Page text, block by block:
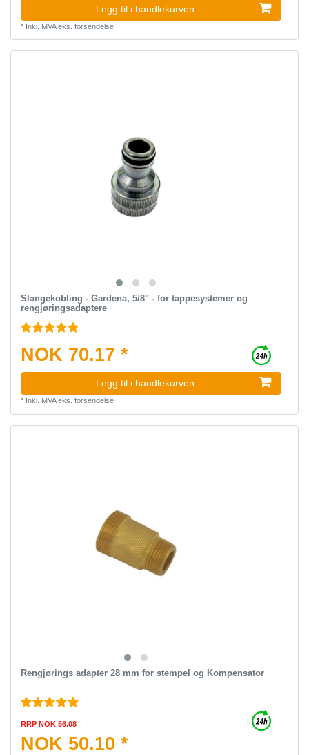
Legg til i handlekurven
* Inkl. MVAeks. forsendelse
Slangekobling - Gardena, 5/8" - for tappesystemer og
rengjøringsadaptere
NOK 70.17 *
Legg til i handlekurven
* Inkl. MVAeks. forsendelse
Rengjørings adapter 28 mm for stempel og Kompensator
RRP NOK 56.08
NOK 50.10 *